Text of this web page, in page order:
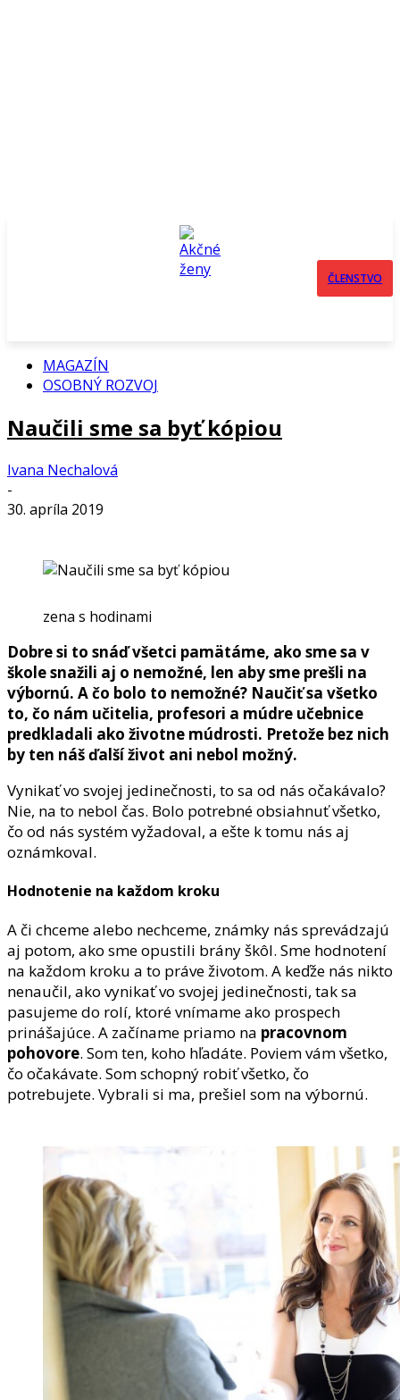
ČLENSTVO
MAGAZÍN
OSOBNÝ ROZVOJ
Naučili sme sa byť kópiou
Ivana Nechalová
-
30. apríla 2019
zena s hodinami
Dobre si to snáď všetci pamätáme, ako sme sa v
škole snažili aj o nemožné, len aby sme prešli na
výbornú. A čo bolo to nemožné? Naučiť sa všetko
to, čo nám učitelia, profesori a múdre učebnice
predkladali ako životne múdrosti. Pretože bez nich
by ten náš ďalší život ani nebol možný.
Vynikať vo svojej jedinečnosti, to sa od nás očakávalo?
Nie, na to nebol čas. Bolo potrebné obsiahnuť všetko,
čo od nás systém vyžadoval, a ešte k tomu nás aj
oznámkoval.
Hodnotenie na každom kroku
A či chceme alebo nechceme, známky nás sprevádzajú
aj potom, ako sme opustili brány škôl. Sme hodnotení
na každom kroku a to práve životom. A keďže nás nikto
nenaučil, ako vynikať vo svojej jedinečnosti, tak sa
pasujeme do rolí, ktoré vnímame ako prospech
prinášajúce. A začíname priamo na pracovnom
pohovore. Som ten, koho hľadáte. Poviem vám všetko,
čo očakávate. Som schopný robiť všetko, čo
potrebujete. Vybrali si ma, prešiel som na výbornú.